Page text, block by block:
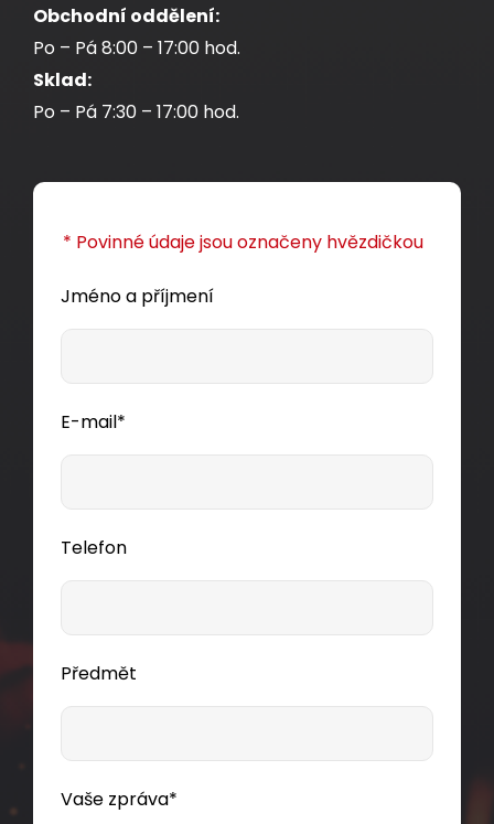
Obchodní oddělení:
Po – Pá 8:00 – 17:00 hod.
Sklad:
Po – Pá 7:30 – 17:00 hod.
* Povinné údaje jsou označeny hvězdičkou
Jméno a příjmení
E-mail*
Telefon
Předmět
Vaše zpráva*